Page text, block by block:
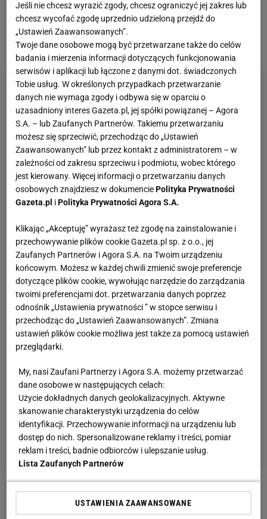
bardzo dobre stosunki. Ta więź z rosyjskim
przywódcą pomogła mu zachować znaczne
bogactwo".
Zobacz wideo"Marzenie Putina o stworzeniu
wielkiej Rosji jest koszmarem mojego kraju".
Jeśli nie chcesz wyrazić zgody, chcesz ograniczyć jej zakres lub
chcesz wycofać zgodę uprzednio udzieloną przejdź do
„Ustawień Zaawansowanych”.
Twoje dane osobowe mogą być przetwarzane także do celów
badania i mierzenia informacji dotyczących funkcjonowania
serwisów i aplikacji lub łączone z danymi dot. świadczonych
Tobie usług. W określonych przypadkach przetwarzanie
danych nie wymaga zgody i odbywa się w oparciu o
uzasadniony interes Gazeta.pl, jej spółki powiązanej – Agora
S.A. – lub Zaufanych Partnerów. Takiemu przetwarzaniu
możesz się sprzeciwić, przechodząc do „Ustawień
Zaawansowanych” lub przez kontakt z administratorem – w
zależności od zakresu sprzeciwu i podmiotu, wobec którego
jest kierowany. Więcej informacji o przetwarzaniu danych
osobowych znajdziesz w dokumenciePolityka Prywatności
Gazeta.pl iPolityka Prywatności Agora S.A.
Klikając „Akceptuję” wyrażasz też zgodę na zainstalowanie i
przechowywanie plików cookie Gazeta.pl sp. z o.o., jej
Zaufanych Partnerów i Agora S.A. na Twoim urządzeniu
końcowym. Możesz w każdej chwili zmienić swoje preferencje
dotyczące plików cookie, wywołując narzędzie do zarządzania
twoimi preferencjami dot. przetwarzania danych poprzez
odnośnik „Ustawienia prywatności ” w stopce serwisu i
przechodząc do „Ustawień Zaawansowanych”. Zmiana
ustawień plików cookie możliwa jest także za pomocą ustawień
przeglądarki.
My, nasi Zaufani Partnerzy i Agora S.A. możemy przetwarzać
dane osobowe w następujących celach:
Użycie dokładnych danych geolokalizacyjnych. Aktywne
skanowanie charakterystyki urządzenia do celów
identyfikacji. Przechowywanie informacji na urządzeniu lub
dostęp do nich. Spersonalizowane reklamy i treści, pomiar
reklam i treści, badnie odbiorców i ulepszanie usług.
Lista Zaufanych Partnerów
USTAWIENIA ZAAWANSOWANE